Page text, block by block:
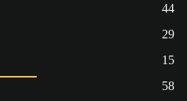
44
29
15
58